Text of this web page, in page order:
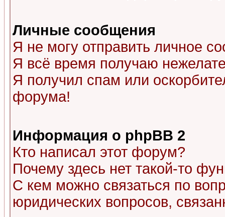
Личные сообщения
Я не могу отправить личное
Я всё время получаю
Я получил спам или
форума!
Информация о phpBB 2
Кто написал этот форум?
Почему здесь нет такой-то
С кем можно связаться по
юридических вопросов,